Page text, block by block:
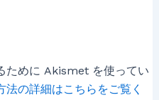
ために Akismet を使ってい
法の詳細はこちらをご覧く